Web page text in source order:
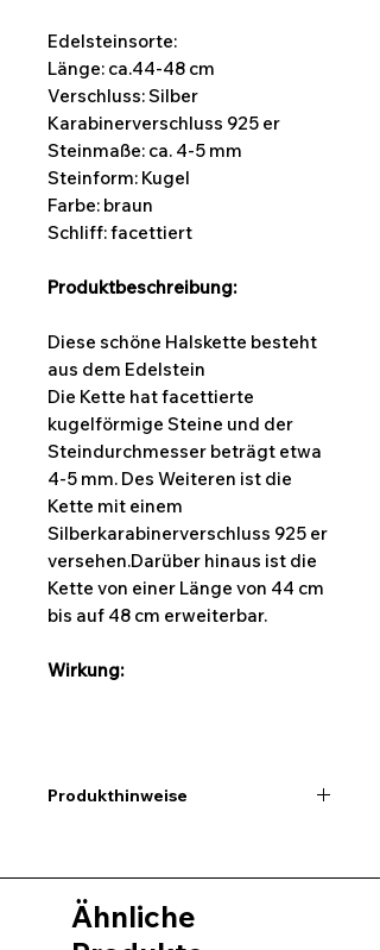
Edelsteinsorte:
Länge: ca.44-48 cm
Verschluss: Silber
Karabinerverschluss 925 er
Steinmaße: ca. 4-5 mm
Steinform: Kugel
Farbe: braun
Schliff: facettiert
Produktbeschreibung:
Diese schöne Halskette besteht
aus dem Edelstein
Die Kette hat facettierte
kugelförmige Steine und der
Steindurchmesser beträgt etwa
4-5 mm. Des Weiteren ist die
Kette mit einem
Silberkarabinerverschluss 925 er
versehen.Darüber hinaus ist die
Kette von einer Länge von 44 cm
bis auf 48 cm erweiterbar.
Wirkung:
Produkthinweise
wenig abweichen können.
Desweiteren kann es auch bei den
Ähnliche